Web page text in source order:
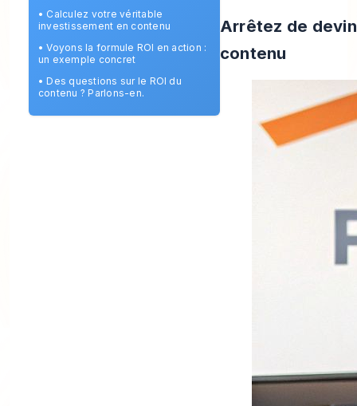
• Calculez votre véritable
investissement en contenu
•Voyons la formule ROI en action :
un exemple concret
• Des questions sur le ROI du
contenu ? Parlons-en.
Arrêtez de
contenu